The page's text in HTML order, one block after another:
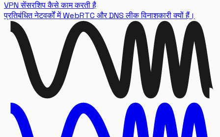
VPN सेंसरशिप कैसे काम करती है
प्रतिबंधित नेटवर्कों में WebRTC और DNS लीक विनाशकारी क्यों हैं।